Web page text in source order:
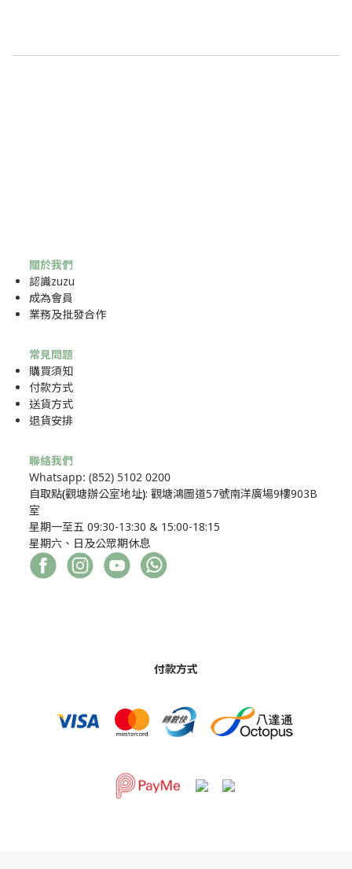
關於我們
認識zuzu
成為會員
業務及批發合作
常見問題
購買須知
付款方式
送貨方式
退貨安排
聯絡我們
Whatsapp: (852) 5102 0200
自取點(觀塘辦公室地址): 觀塘鴻圖道57號南洋廣場9樓903B
室
星期一至五 09:30-13:30 & 15:00-18:15
星期六、日及公眾期休息
付款方式